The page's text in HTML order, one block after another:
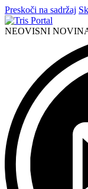
Preskoči na sadržaj
NEOVISNI